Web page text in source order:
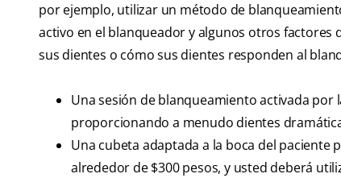
por ejemplo, utilizar un método de
activo en el blanqueador y algunos otros
sus dientes o cómo sus dientes responden al
Una sesión de blanqueamiento activada por
proporcionando a menudo dientes
Una cubeta adaptada a la boca del
alrededor de $300 pesos, y usted deberá